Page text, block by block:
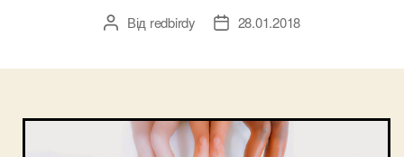
Автор
Від redbirdy
Дата28.01.2018